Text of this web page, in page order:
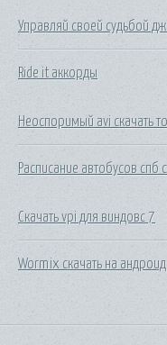
Управляй своей судьбой
Ride it аккорды
Неоспоримый avi скачать
Расписание автобусов спб
Скачать vpi для виндовс 7
Wormix скачать на андроид